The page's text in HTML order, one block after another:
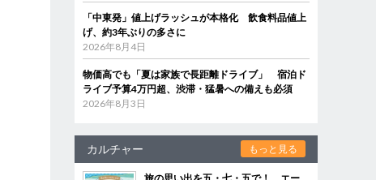
「中東発」値上げラッシュが本格化 飲食料品値上
げ、約3年ぶりの多さに
2026年8月4日
物価高でも「夏は家族で長距離ドライブ」 宿泊ド
ライブ予算4万円超、渋滞・猛暑への備えも必須
2026年8月3日
カルチャー もっと見る